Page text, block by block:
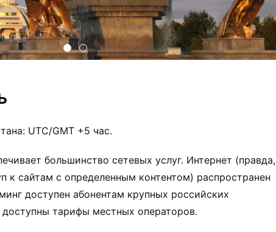
UTC/GMT +5 час.
большинство сетевых услуг. Интернет (правда,
к сайтам с определенным контентом) распространен
доступен абонентам крупных российских
тарифы местных операторов.